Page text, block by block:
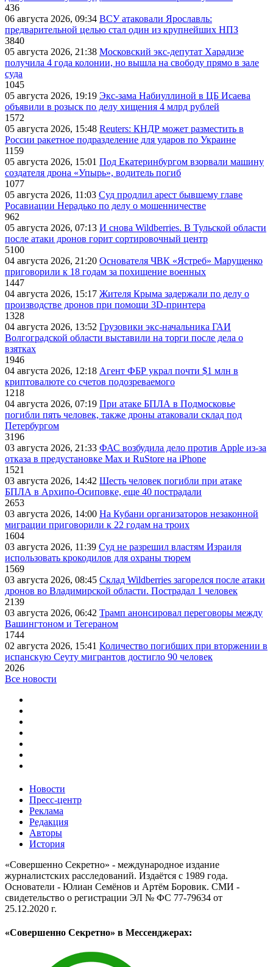
436
06 августа 2026, 09:34 ВСУ атаковали Ярославль:
предварительной целью стал один из крупнейших НПЗ
3840
05 августа 2026, 21:38 Московский экс-депутат Харадизе
получила 4 года колонии, но вышла на свободу прямо в зале
суда
1045
05 августа 2026, 19:19 Экс-зама Набиуллиной в ЦБ Исаева
объявили в розыск по делу хищения 4 млрд рублей
1572
05 августа 2026, 15:48 Reuters: КНДР может разместить в
России ракетное подразделение для ударов по Украине
1159
05 августа 2026, 15:01 Под Екатеринбургом взорвали машину
создателя дрона «Упырь», водитель погиб
1077
05 августа 2026, 11:03 Суд продлил арест бывшему главе
Росавиации Нерадько по делу о мошенничестве
962
05 августа 2026, 07:13 И снова Wildberries. В Тульской области
после атаки дронов горит сортировочный центр
5100
04 августа 2026, 21:20 Основателя ЧВК «Ястреб» Марущенко
приговорили к 18 годам за похищение военных
1447
04 августа 2026, 15:17 Жителя Крыма задержали по делу о
производстве дронов при помощи 3D‑принтера
1328
04 августа 2026, 13:52 Грузовики экс-начальника ГАИ
Волгоградской области выставили на торги после дела о
взятках
1946
04 августа 2026, 12:18 Агент ФБР украл почти $1 млн в
криптовалюте со счетов подозреваемого
1218
04 августа 2026, 07:19 При атаке БПЛА в Подмосковье
погибли пять человек, также дроны атаковали склад под
Петербургом
3196
03 августа 2026, 21:33 ФАС возбудила дело против Apple из-за
отказа в предустановке Max и RuStore на iPhone
1521
03 августа 2026, 14:42 Шесть человек погибли при атаке
БПЛА в Архипо-Осиповке, еще 40 пострадали
2653
03 августа 2026, 14:00 На Кубани организаторов незаконной
миграции приговорили к 22 годам на троих
1604
03 августа 2026, 11:39 Суд не разрешил властям Израиля
использовать крокодилов для охраны тюрем
1569
03 августа 2026, 08:45 Склад Wildberries загорелся после атаки
дронов во Владимирской области. Пострадал 1 человек
2139
03 августа 2026, 06:42 Трамп анонсировал переговоры между
Вашингтоном и Тегераном
1744
02 августа 2026, 15:41 Количество погибших при вторжении в
испанскую Сеуту мигрантов достигло 90 человек
2026
Все новости
Новости
Пресс-центр
Реклама
Редакция
Авторы
История
«Совершенно Секретно» - международное издание
журналистских расследований. Издаётся с 1989 года.
Основатели - Юлиан Семёнов и Артём Боровик. CМИ -
свидетельство о регистрации ЭЛ № ФС 77-79634 от
25.12.2020 г.
«Совершенно Секретно» в Мессенджерах: